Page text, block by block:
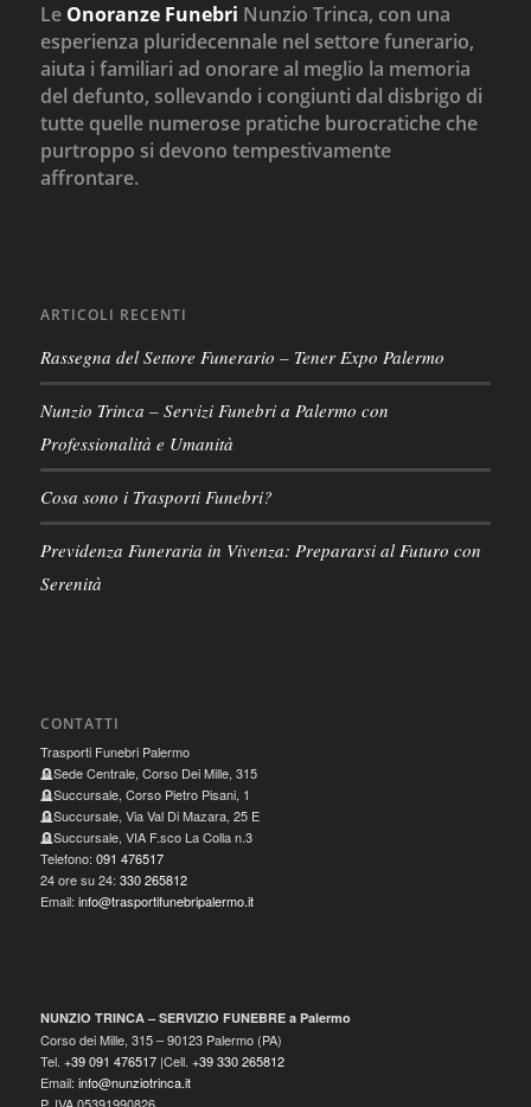
Le Onoranze Funebri Nunzio Trinca, con una
esperienza pluridecennale nel settore funerario,
aiuta i familiari ad onorare al meglio la memoria
del defunto, sollevando i congiunti dal disbrigo di
tutte quelle numerose pratiche burocratiche che
purtroppo si devono tempestivamente
affrontare.
ARTICOLI RECENTI
Rassegna del Settore Funerario – Tener Expo Palermo
Nunzio Trinca – Servizi Funebri a Palermo con
Professionalità e Umanità
Cosa sono i Trasporti Funebri?
Previdenza Funeraria in Vivenza: Prepararsi al Futuro con
Serenità
CONTATTI
Trasporti Funebri Palermo
🪦Sede Centrale, Corso Dei Mille, 315
🪦Succursale, Corso Pietro Pisani, 1
🪦Succursale, Via Val Di Mazara, 25 E
🪦Succursale, VIA F.sco La Colla n.3
Telefono: 091 476517
24 ore su 24: 330 265812
Email: info@trasportifunebripalermo.it
NUNZIO TRINCA – SERVIZIO FUNEBRE a Palermo
Corso dei Mille, 315–90123 Palermo(PA)
Tel. +39 091 476517|Cell. +39 330 265812
Email: info@nunziotrinca.it
P. IVA 05391990826